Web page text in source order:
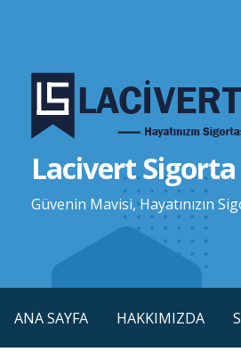
Lacivert Sigorta
Güvenin Mavisi, Hayatınızın
ANA SAYFA HAKKIMIZDA